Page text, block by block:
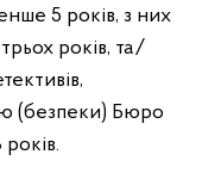
5 років, з них
років, та/
(безпеки) Бюро